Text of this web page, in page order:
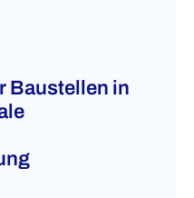
Baustellen in